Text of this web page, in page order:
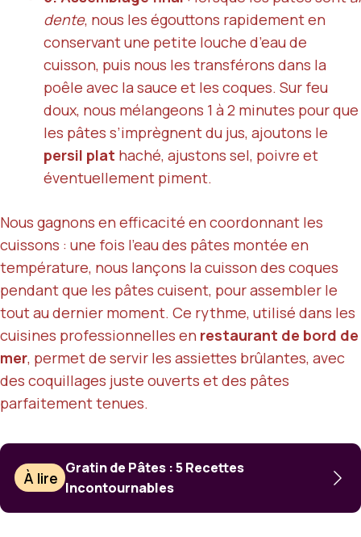
dente, nous les égouttons rapidement en
conservant une petite louche d’eau de
cuisson, puis nous les transférons dans la
poêle avec la sauce et les coques. Sur feu
doux, nous mélangeons 1 à 2 minutes pour que
les pâtes s’imprègnent du jus, ajoutons le
persil plat haché, ajustons sel, poivre et
éventuellement piment.
Nous gagnons en efficacité en coordonnant les
cuissons : une fois l’eau des pâtes montée en
température, nous lançons la cuisson des coques
pendant que les pâtes cuisent, pour assembler le
tout au dernier moment. Ce rythme, utilisé dans les
cuisines professionnelles en restaurant de bord de
mer, permet de servir les assiettes brûlantes, avec
des coquillages juste ouverts et des pâtes
parfaitement tenues.
À lire
Gratin de Pâtes : 5 Recettes
Incontournables